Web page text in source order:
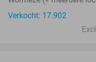
Verkocht: 17.902